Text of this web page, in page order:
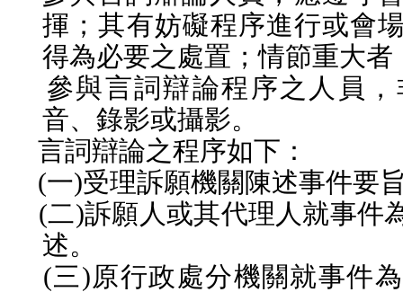
揮；其有妨礙程序進行或會
得為必要之處置；情節重大
參與言詞辯論程序之人員
音、錄影或攝影。
言詞辯論之程序如下：
(一)受理訴願機關陳述事件要
(二)訴願人或其代理人就事件
述。
(三)原行政處分機關就事件